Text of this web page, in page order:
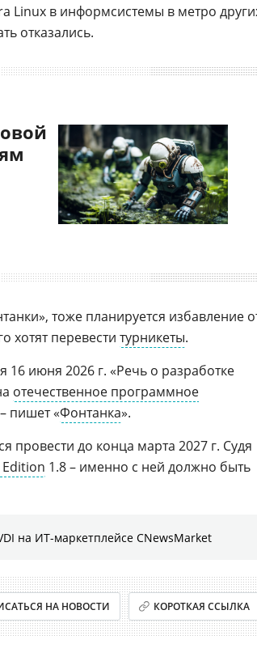
Linux в информсистемы в метро
отказались.
тоже планируется избавление
хотят перевести турникеты.
16 июня 2026 г. «Речь о разработке
отечественное программное
пишет «Фонтанка».
провести до конца марта 2027 г. Судя
1.8 – именно с ней должно быть
на ИТ-маркетплейсе CNewsMarket
НА НОВОСТИ КОРОТКАЯ ССЫЛКА